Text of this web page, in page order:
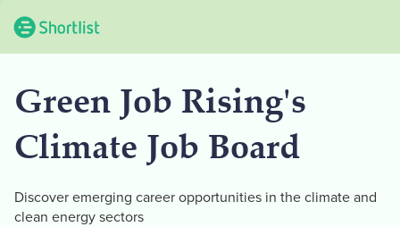
Green Job Rising's
Climate Job Board
Discover emerging career opportunities in the climate and
clean energy sectors